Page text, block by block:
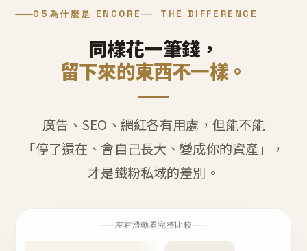
05 為什麼是 ENCORE THE DIFFERENCE
同樣花一筆錢，
留下來的東西不一樣。
廣告、SEO、網紅各有用處，但能不能
「停了還在、會自己長大、變成你的資產」，
才是鐵粉私域的差別。
左右滑動看完整比較